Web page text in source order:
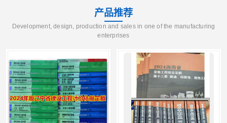
产品推荐
Development, design, production and sales in one of the manufacturing
enterprises